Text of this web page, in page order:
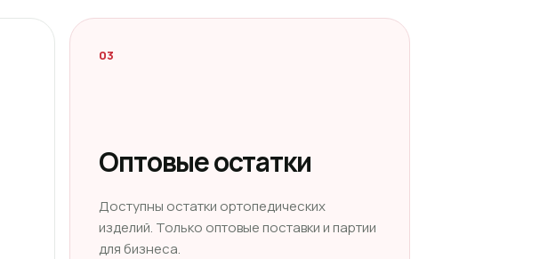
03
Оптовые остатки
Доступны остатки ортопедических
изделий. Только оптовые поставки и партии
для бизнеса.